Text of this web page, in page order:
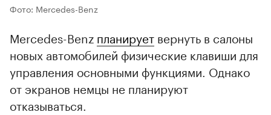
Фото: Mercedes-Benz
Mercedes-Benz планирует вернуть в салоны
новых автомобилей физические клавиши для
управления основными функциями. Однако
от экранов немцы не планируют
отказываться.